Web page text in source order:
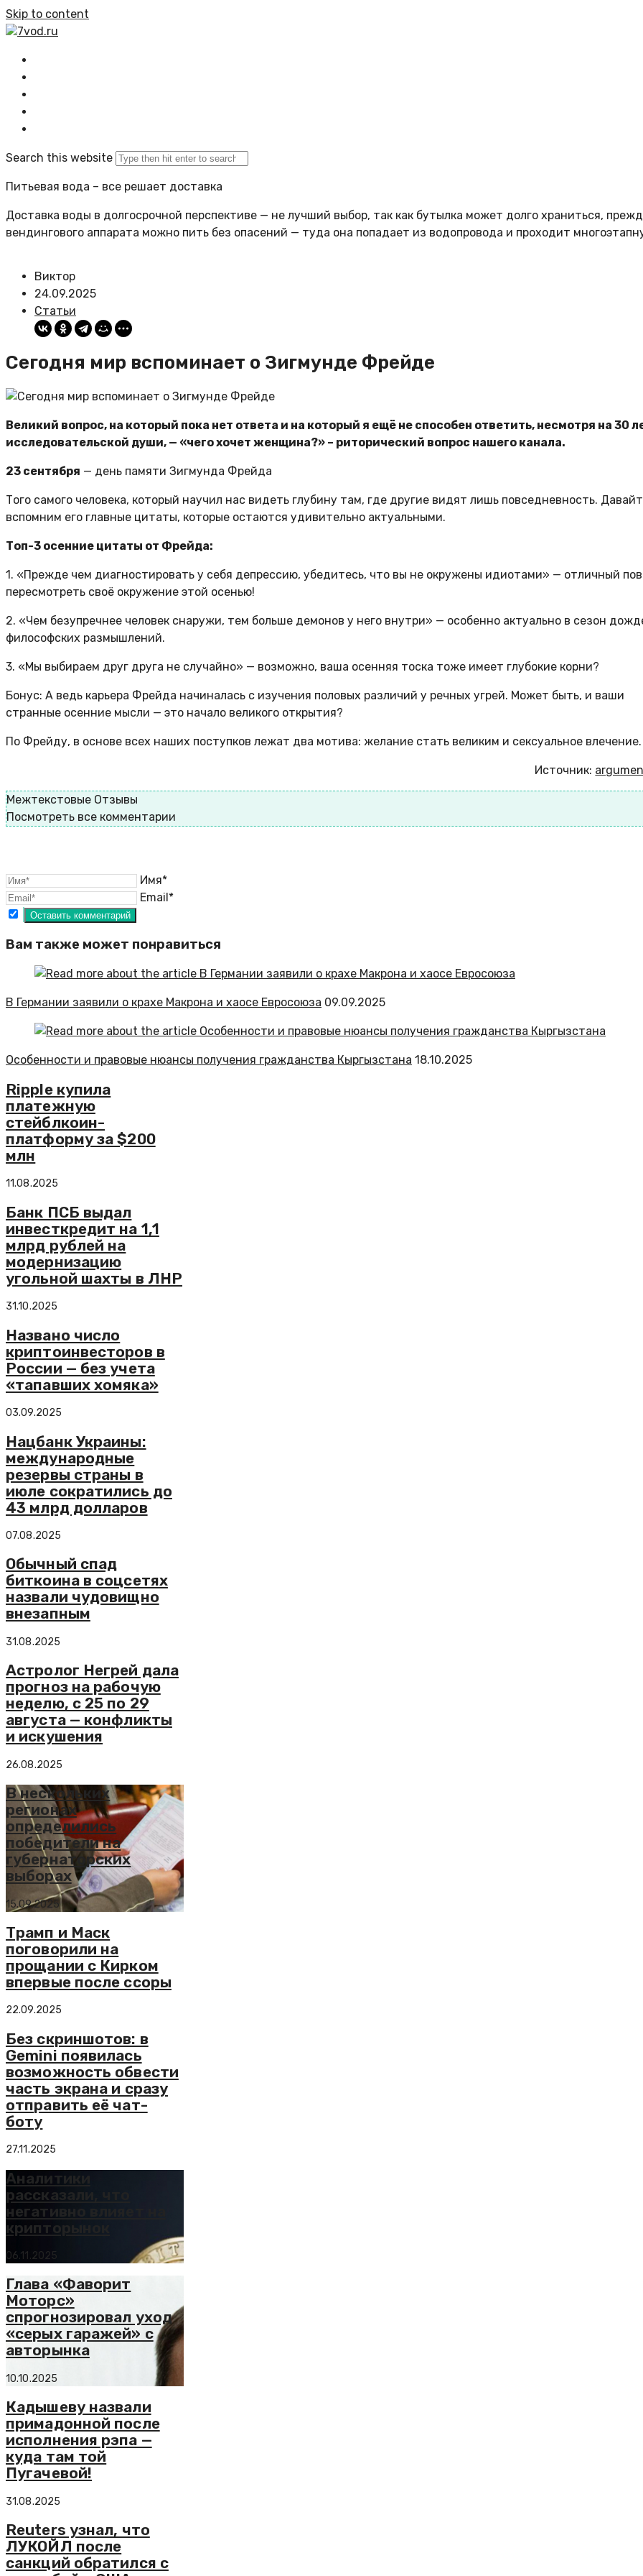
Skip to content
7vod.ru
Search this website
Питьевая вода – все решает доставка
Доставка воды в долгосрочной перспективе — не лучший выбор, так как бутылка может долго храниться,
вендингового аппарата можно пить без опасений — туда она попадает из водопровода и проходит
Виктор
24.09.2025
Статьи
Сегодня мир вспоминает о Зигмунде Фрейде
Великий вопрос, на который пока нет ответа и на который я ещё не способен ответить, несмотря на 30
исследовательской души, — «чего хочет женщина?» – риторический вопрос нашего канала.
23 сентября — день памяти Зигмунда Фрейда
Того самого человека, который научил нас видеть глубину там, где другие видят лишь повседневность.
вспомним его главные цитаты, которые остаются удивительно актуальными.
Топ-3 осенние цитаты от Фрейда:
1. «Прежде чем диагностировать у себя депрессию, убедитесь, что вы не окружены идиотами» — отличный
пересмотреть своё окружение этой осенью!
2. «Чем безупречнее человек снаружи, тем больше демонов у него внутри» — особенно актуально в сезон
философских размышлений.
3. «Мы выбираем друг друга не случайно» — возможно, ваша осенняя тоска тоже имеет глубокие корни?
Бонус: А ведь карьера Фрейда начиналась с изучения половых различий у речных угрей. Может быть, и ваши
странные осенние мысли — это начало великого открытия?
По Фрейду, в основе всех наших поступков лежат два мотива: желание стать великим и сексуальное влечение.
Источник:
Межтекстовые Отзывы
Посмотреть все комментарии
Имя*
Email*
Вам также может понравиться
В Германии заявили о крахе Макрона и хаосе Евросоюза 09.09.2025
Особенности и правовые нюансы получения гражданства Кыргызстана 18.10.2025
Ripple купила
платежную
стейблкоин-
платформу за $200
млн
11.08.2025
Банк ПСБ выдал
инвесткредит на 1,1
млрд рублей на
модернизацию
угольной шахты в ЛНР
31.10.2025
Названо число
криптоинвесторов в
России — без учета
«тапавших хомяка»
03.09.2025
Нацбанк Украины:
международные
резервы страны в
июле сократились до
43 млрд долларов
07.08.2025
Обычный спад
биткоина в соцсетях
назвали чудовищно
внезапным
31.08.2025
Астролог Негрей дала
прогноз на рабочую
неделю, с 25 по 29
августа — конфликты
и искушения
26.08.2025
В нескольких
регионах
определились
победители на
губернаторских
выборах
15.09.2025
Трамп и Маск
поговорили на
прощании с Кирком
впервые после ссоры
22.09.2025
Без скриншотов: в
Gemini появилась
возможность обвести
часть экрана и сразу
отправить её чат-
боту
27.11.2025
Аналитики
рассказали, что
негативно влияет на
крипторынок
06.11.2025
Глава «Фаворит
Моторс»
спрогнозировал уход
«серых гаражей» с
авторынка
10.10.2025
Кадышеву назвали
примадонной после
исполнения рэпа —
куда там той
Пугачевой!
31.08.2025
Reuters узнал, что
ЛУКОЙЛ после
санкций обратился с